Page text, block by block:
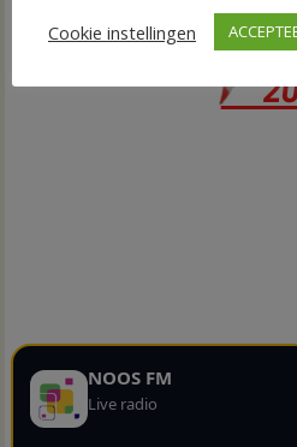
NOOS FM
Live radio
Cookie instellingen